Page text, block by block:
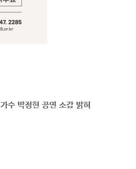
가수 박정현 공연 소감 밝혀